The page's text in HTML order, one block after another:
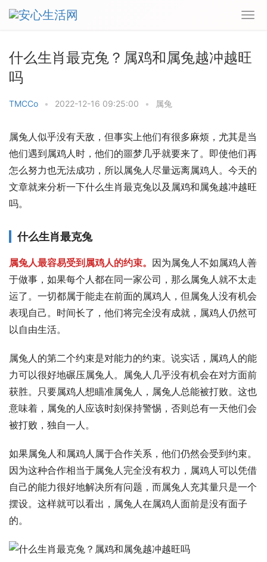
什么生肖最克兔？属鸡和属兔越冲越旺
吗
TMCCo • 2022-12-16 09:25:00 • 属兔
属兔人似乎没有天敌，但事实上他们有很多麻烦，尤其是当
他们遇到属鸡人时，他们的噩梦几乎就要来了。即使他们再
怎么努力也无法成功，所以属兔人尽量远离属鸡人。今天的
文章就来分析一下什么生肖最克兔以及属鸡和属兔越冲越旺
吗。
什么生肖最克兔
属兔人最容易受到属鸡人的约束。 因为属兔人不如属鸡人善
于做事，如果每个人都在同一家公司，那么属兔人就不太走
运了。一切都属于能走在前面的属鸡人，但属兔人没有机会
表现自己。时间长了，他们将完全没有成就，属鸡人仍然可
以自由生活。
属兔人的第二个约束是对能力的约束。说实话，属鸡人的能
力可以很好地碾压属兔人。属兔人几乎没有机会在对方面前
获胜。只要属鸡人想瞄准属兔人，属兔人总能被打败。这也
意味着，属兔的人应该时刻保持警惕，否则总有一天他们会
被打败，独自一人。
如果属兔人和属鸡人属于合作关系，他们仍然会受到约束。
因为这种合作相当于属兔人完全没有权力，属鸡人可以凭借
自己的能力很好地解决所有问题，而属兔人充其量只是一个
摆设。这样就可以看出，属兔人在属鸡人面前是没有面子
的。